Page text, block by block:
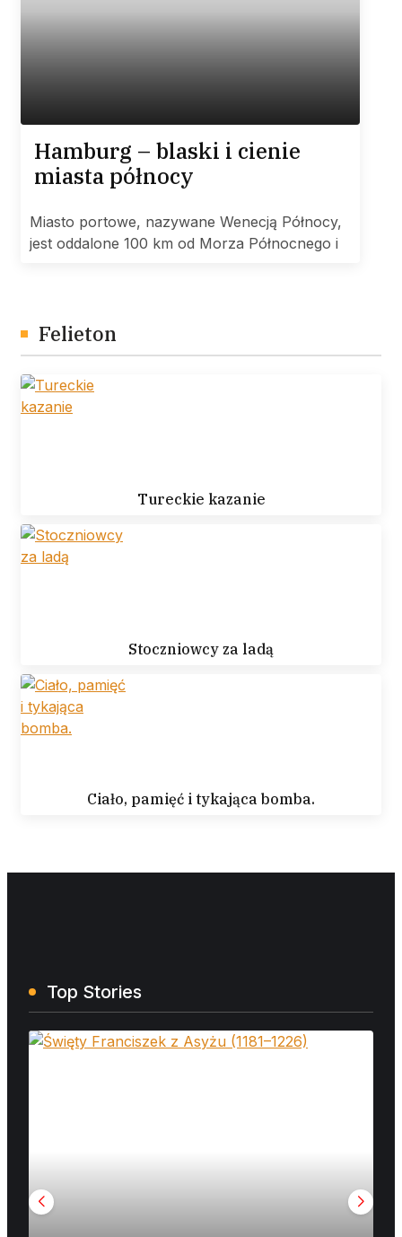
Hamburg – blaski i cienie
miasta północy
Miasto portowe, nazywane Wenecją Północy,
jest oddalone 100 km od Morza Północnego i
Felieton
Tureckie kazanie
Stoczniowcy za ladą
Ciało, pamięć i tykająca bomba.
Top Stories